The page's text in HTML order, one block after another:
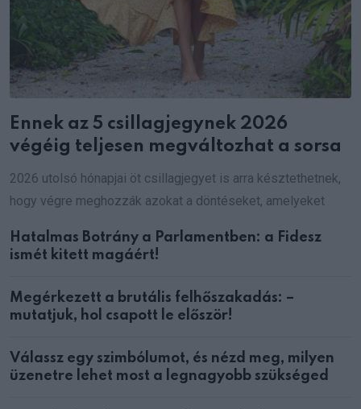
Ennek az 5 csillagjegynek 2026
végéig teljesen megváltozhat a sorsa
2026 utolsó hónapjai öt csillagjegyet is arra késztethetnek,
hogy végre meghozzák azokat a döntéseket, amelyeket
Hatalmas Botrány a Parlamentben: a Fidesz
ismét kitett magáért!
Megérkezett a brutális felhőszakadás: –
mutatjuk, hol csapott le először!
Válassz egy szimbólumot, és nézd meg, milyen
üzenetre lehet most a legnagyobb szükséged